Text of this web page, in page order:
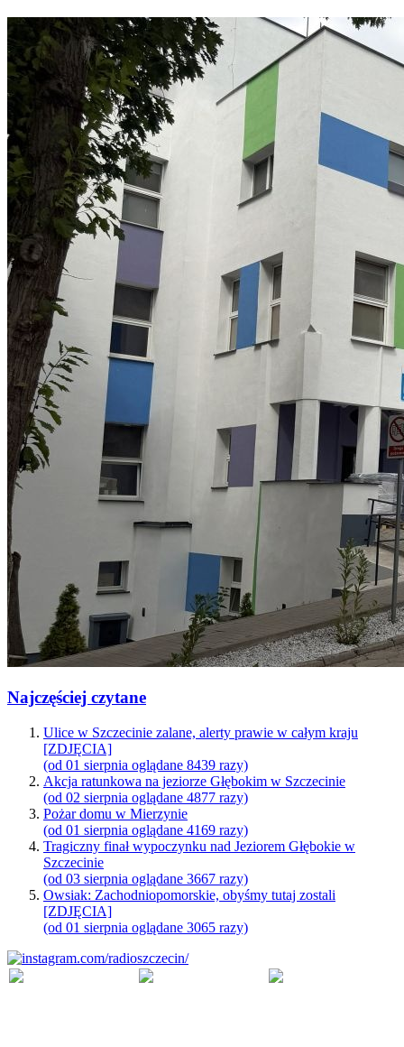
Najczęściej czytane
Ulice w Szczecinie zalane, alerty prawie w całym kraju
[ZDJĘCIA]
(od 01 sierpnia oglądane 8439 razy)
Akcja ratunkowa na jeziorze Głębokim w Szczecinie
(od 02 sierpnia oglądane 4877 razy)
Pożar domu w Mierzynie
(od 01 sierpnia oglądane 4169 razy)
Tragiczny finał wypoczynku nad Jeziorem Głębokie w
Szczecinie
(od 03 sierpnia oglądane 3667 razy)
Owsiak: Zachodniopomorskie, obyśmy tutaj zostali
[ZDJĘCIA]
(od 01 sierpnia oglądane 3065 razy)